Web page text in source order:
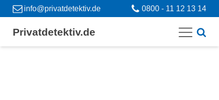
info@privatdetektiv.de 0800 - 11 12 13 14
Privatdetektiv.de